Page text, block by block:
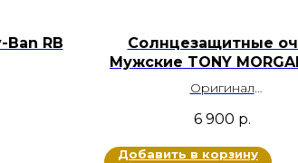
Ban RB
Солнцезащитные
Мужские TONY
9053 С5
Оригинал
Цвет: Черный
Размер: 56-14-145
6 900 р.
Добавить в корзину